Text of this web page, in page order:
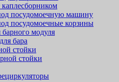
посудомоечную машину
посудомоечные корзины
модуля
бара
стойки
стойки